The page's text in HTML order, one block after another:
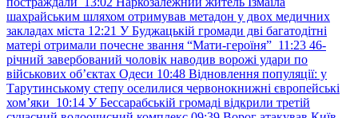
шахрайським шляхом отримував метадон у двох медичних
закладах міста 12:21 У Буджацькій громади дві багатодітні
матері отримали почесне звання “Мати-героїня” 11:23 46-
річний завербований чоловік наводив ворожі удари по
військових обʼєктах Одеси 10:48 Відновлення популяції: у
Тарутинському степу оселилися червонокнижні європейські
хом’яки 10:14 У Бессарабській громаді відкрили третій